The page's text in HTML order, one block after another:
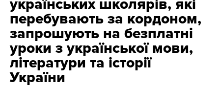
українських школярів, які
перебувають за кордоном,
запрошують на безплатні
уроки з української мови,
літератури та історії
України